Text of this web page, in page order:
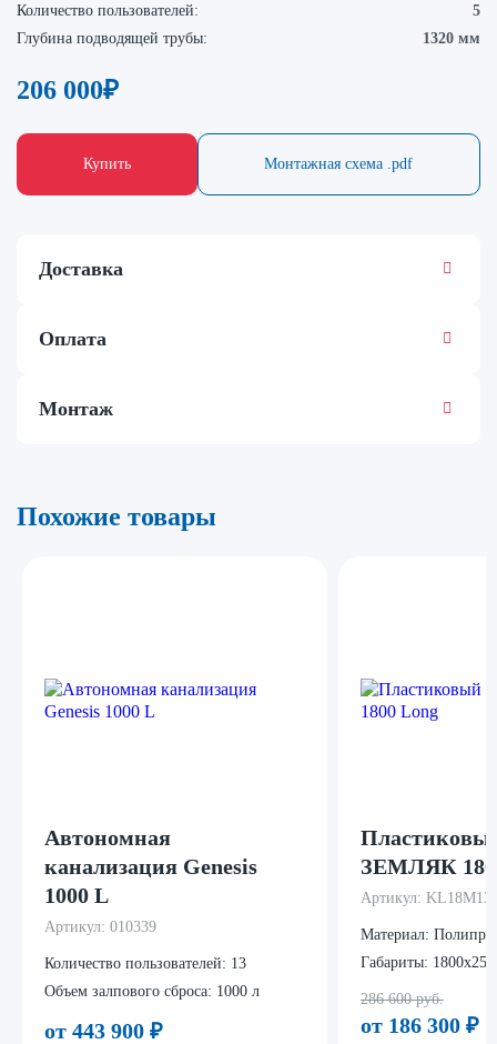
Количество пользователей:
5
Глубина подводящей трубы:
1320 мм
206 000₽
Купить Монтажная схема .pdf
Доставка
Оплата
Монтаж
Похожие товары
Автономная
канализация Genesis
1000 L
Артикул: 010339
Количество пользователей: 13
Объем залпового сброса: 1000 л
от 443 900 ₽
ЗЕМЛЯК
Артикул:
Материал:
Габариты:
286 600 руб.
от 186 300 ₽